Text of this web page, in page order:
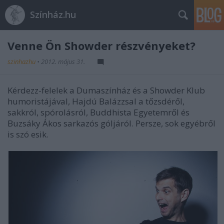
Színház.hu
Venne Ön Showder részvényeket?
szinhazhu • 2012. május 31.
Kérdezz-felelek a Dumaszínház és a Showder Klub
humoristájával, Hajdú Balázzsal a tőzsdéről,
sakkról, spórolásról, Buddhista Egyetemről és
Buzsáky Ákos sarkazós góljáról. Persze, sok egyébről
is szó esik.